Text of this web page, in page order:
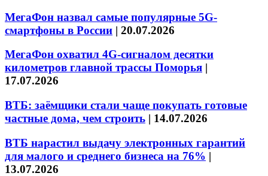
МегаФон назвал самые популярные 5G-
смартфоны в России | 20.07.2026
МегаФон охватил 4G-сигналом десятки
километров главной трассы Поморья |
17.07.2026
ВТБ: заёмщики стали чаще покупать готовые
частные дома, чем строить | 14.07.2026
ВТБ нарастил выдачу электронных гарантий
для малого и среднего бизнеса на 76% |
13.07.2026